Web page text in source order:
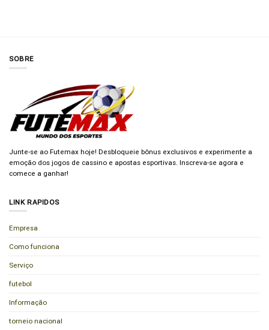
SOBRE
Junte-se ao Futemax hoje! Desbloqueie bônus exclusivos e experimente a
emoção dos jogos de cassino e apostas esportivas. Inscreva-se agora e
comece a ganhar!
LINK RAPIDOS
Empresa
Como funciona
Serviço
futebol
Informação
torneio nacional